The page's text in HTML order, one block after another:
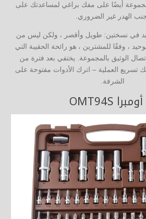
أيضًا على مفك براغي لمساعدتك على
الهدر غير الضروري.
في نسختين: طويل وأقصر ، ولكن ليس من
، وفقًا للمشترين ، هو رائحة الحقيبة التي
الوثيق بالمجموعة. يختفي بعد فترة من
تسريع العملية – اترك الأدوات مفتوحة على
الشرفة.
أومبرا OMT94S